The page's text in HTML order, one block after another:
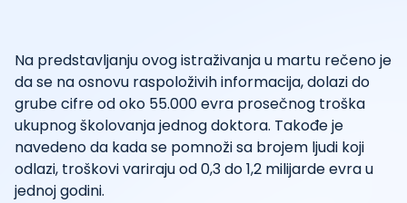
Na predstavljanju ovog istraživanja u martu rečeno je
da se na osnovu raspoloživih informacija, dolazi do
grube cifre od oko 55.000 evra prosečnog troška
ukupnog školovanja jednog doktora. Takođe je
navedeno da kada se pomnoži sa brojem ljudi koji
odlazi, troškovi variraju od 0,3 do 1,2 milijarde evra u
jednoj godini.